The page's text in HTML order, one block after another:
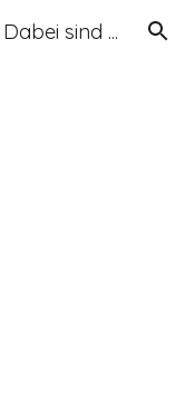
Dabei sind ...